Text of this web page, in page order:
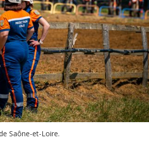
Saône-et-Loire.